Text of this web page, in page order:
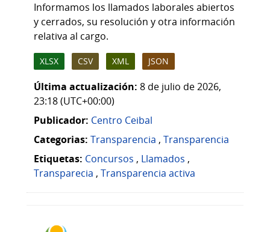
Informamos los llamados laborales abiertos
y cerrados, su resolución y otra información
relativa al cargo.
XLSX CSV XML JSON
Última actualización: 8 de julio de 2026,
23:18 (UTC+00:00)
Publicador: Centro Ceibal
Categorias: Transparencia , Transparencia
Etiquetas: Concursos , Llamados ,
Transparecia , Transparencia activa